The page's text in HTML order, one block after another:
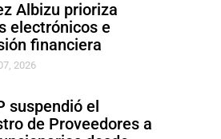
Albizu prioriza
electrónicos e
financiera
2026
suspendió el
de Proveedores a